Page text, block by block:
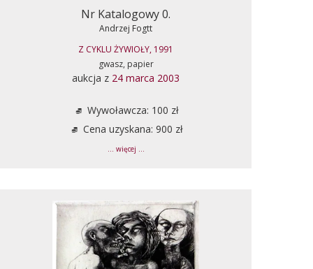
Nr Katalogowy 0.
Andrzej Fogtt
Z CYKLU ŻYWIOŁY, 1991
gwasz, papier
aukcja z 24 marca 2003
Wywoławcza: 100 zł
Cena uzyskana: 900 zł
... więcej ...